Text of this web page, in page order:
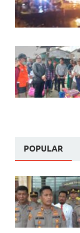
POPULAR